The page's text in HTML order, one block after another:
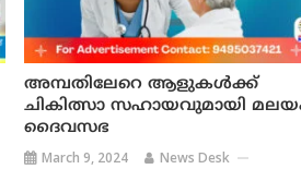
അമ്പതിലേറെ ആളുകള്‍ക്ക്
ചികിത്സാ സഹായവുമായി
ദൈവസഭ
March 9, 2024 News Desk